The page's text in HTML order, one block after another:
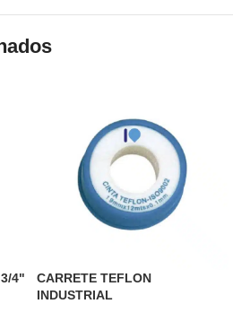
4"
CARRETE TEFLON
INDUSTRIAL